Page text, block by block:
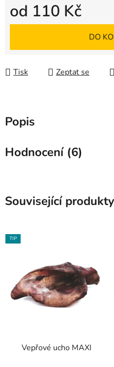
od 110 Kč
Měrná cena:
DO
Tisk Zeptat se
Popis
Hodnocení (6)
Související produkty
TIP
Vepřové ucho MAXI